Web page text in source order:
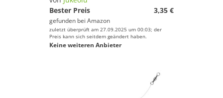
Bester Preis
3,35 €
gefunden bei Amazon
zuletzt überprüft am 27.09.2025 um 00:03; der
Preis kann sich seitdem geändert haben.
Keine weiteren Anbieter